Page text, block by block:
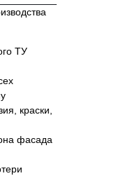
ТУ
краски,
фасада